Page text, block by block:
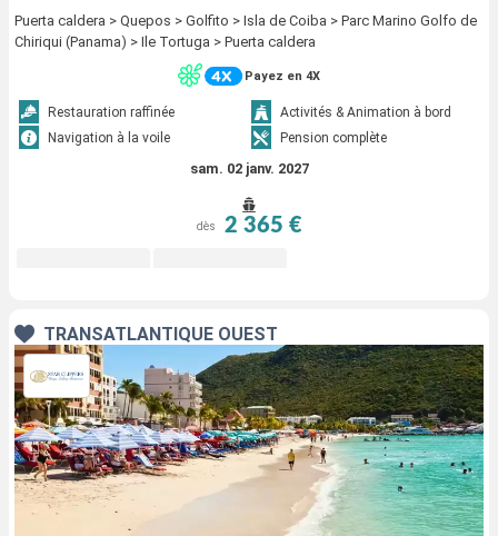
Puerta caldera > Quepos > Golfito > Isla de Coiba > Parc Marino Golfo de
Chiriqui (Panama) > Ile Tortuga > Puerta caldera
Payez en 4X
Restauration raffinée
Activités & Animation à bord
Navigation à la voile
Pension complète
sam. 02 janv. 2027
dès 2 365 €
TRANSATLANTIQUE OUEST